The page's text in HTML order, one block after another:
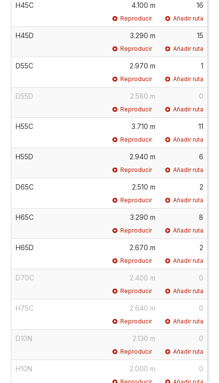
H45C 4.100 m 16
Reproducir Añadir ruta
H45D 3.290 m 15
Reproducir Añadir ruta
D55C 2.970 m 1
Reproducir Añadir ruta
D55D 2.580 m 0
Reproducir Añadir ruta
H55C 3.710 m 11
Reproducir Añadir ruta
H55D 2.940 m 6
Reproducir Añadir ruta
D65C 2.510 m 2
Reproducir Añadir ruta
H65C 3.290 m 8
Reproducir Añadir ruta
H65D 2.670 m 2
Reproducir Añadir ruta
D70C 2.400 m 0
Reproducir Añadir ruta
H75C 2.640 m 0
Reproducir Añadir ruta
D10N 2.130 m 0
Reproducir Añadir ruta
H10N 2.000 m 0